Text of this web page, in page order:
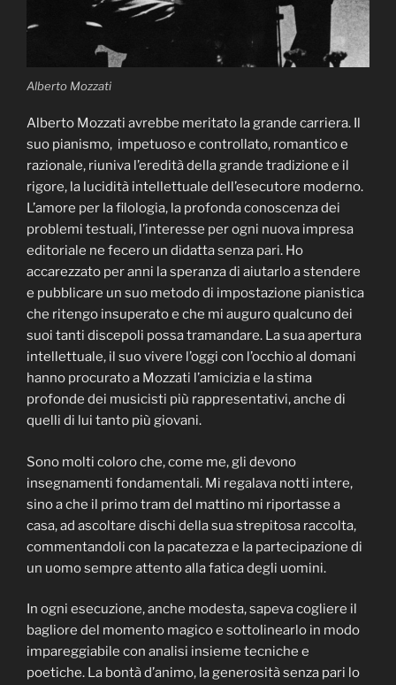
Alberto Mozzati
Alberto Mozzati avrebbe meritato la grande carriera. Il
suo pianismo, impetuoso e controllato, romantico e
razionale, riuniva l’eredità della grande tradizione e il
rigore, la lucidità intellettuale dell’esecutore moderno.
L’amore per la filologia, la profonda conoscenza dei
problemi testuali, l’interesse per ogni nuova impresa
editoriale ne fecero un didatta senza pari. Ho
accarezzato per anni la speranza di aiutarlo a stendere
e pubblicare un suo metodo di impostazione pianistica
che ritengo insuperato e che mi auguro qualcuno dei
suoi tanti discepoli possa tramandare. La sua apertura
intellettuale, il suo vivere l’oggi con l’occhio al domani
hanno procurato a Mozzati l’amicizia e la stima
profonde dei musicisti più rappresentativi, anche di
quelli di lui tanto più giovani.
Sono molti coloro che, come me, gli devono
insegnamenti fondamentali. Mi regalava notti intere,
sino a che il primo tram del mattino mi riportasse a
casa, ad ascoltare dischi della sua strepitosa raccolta,
commentandoli con la pacatezza e la partecipazione di
un uomo sempre attento alla fatica degli uomini.
In ogni esecuzione, anche modesta, sapeva cogliere il
bagliore del momento magico e sottolinearlo in modo
impareggiabile con analisi insieme tecniche e
poetiche. La bontà d’animo, la generosità senza pari lo